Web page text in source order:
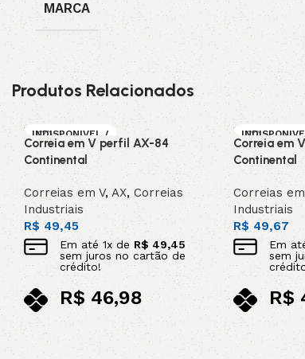
MARCA
Produtos Relacionados
INDISPONIVEL /
SOB ENCOMEN
DA
Correia em V perfil AX-84
Continental
Correias em V,AX,Correias
Industriais
R$49,45
Em até1x de R$49,45
sem juros no cartão de
crédito!
R$46,98
no pix
Leia mais
SOB
DA
Correia em
Continental
Correias em
Industriais
R$ 49,67
Em
sem
R$
no pix
Leia mais